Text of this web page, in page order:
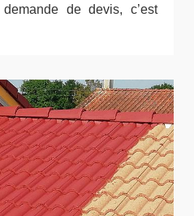
de devis, c’est